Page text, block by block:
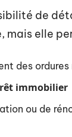
de
mais elle
des
immobilier
ou de